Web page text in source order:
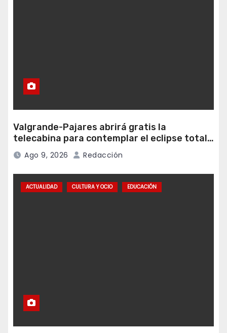
Valgrande-Pajares abrirá gratis la
telecabina para contemplar el eclipse total
desde Cuitunigru
Ago 9, 2026 Redacción
ACTUALIDAD CULTURA Y OCIO EDUCACIÓN